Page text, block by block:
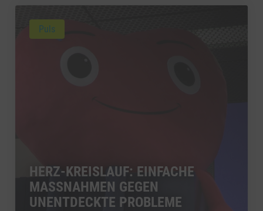
HERZ-KREISLAUF: EINFACHE
MASSNAHMEN GEGEN U
NENTDECKTE PROBLEME
Puls